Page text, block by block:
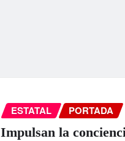
ESTATAL PORTADA
Impulsan la